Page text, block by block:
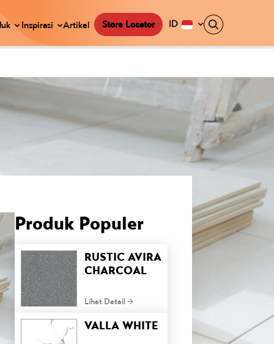
Inspirasi Artikel Store Locator ID
Produk Populer
RUSTIC AVIRA
CHARCOAL
Lihat Detail
VALLA WHITE